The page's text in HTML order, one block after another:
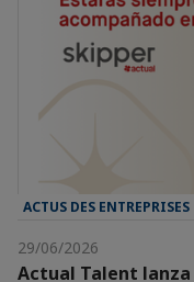
ACTUS DES ENTREPRISES
29/06/2026
Actual Talent lanza